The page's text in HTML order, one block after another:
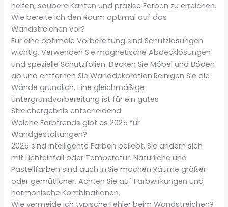
helfen, saubere Kanten und präzise Farben zu erreichen.
Wie bereite ich den Raum optimal auf das
Wandstreichen vor?
Für eine optimale Vorbereitung sind Schutzlösungen
wichtig. Verwenden Sie magnetische Abdecklösungen
und spezielle Schutzfolien. Decken Sie Möbel und Böden
ab und entfernen Sie Wanddekoration.Reinigen Sie die
Wände gründlich. Eine gleichmäßige
Untergrundvorbereitung ist für ein gutes
Streichergebnis entscheidend.
Welche Farbtrends gibt es 2025 für
Wandgestaltungen?
2025 sind intelligente Farben beliebt. Sie ändern sich
mit Lichteinfall oder Temperatur. Natürliche und
Pastellfarben sind auch in.Sie machen Räume größer
oder gemütlicher. Achten Sie auf Farbwirkungen und
harmonische Kombinationen.
Wie vermeide ich typische Fehler beim Wandstreichen?